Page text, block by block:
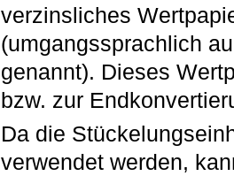
verzinsliches
(umgangssprachlich
genannt). Dieses
bzw. zur
Da die
verwendet werden,